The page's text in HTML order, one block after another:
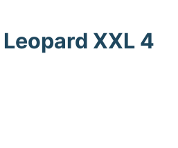
XXL 4